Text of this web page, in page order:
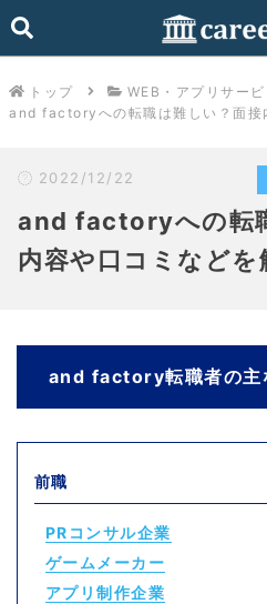
トップ
WEB・アプリサービ
and factoryへの転職は難しい？面接
2022/12/22
and factoryへの転
内容や口コミなどを
and factory転職者の主
前職
PRコンサル企業
ゲームメーカー
アプリ制作企業